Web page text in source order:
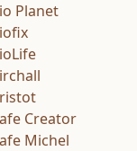
Planet
Creator
Michel